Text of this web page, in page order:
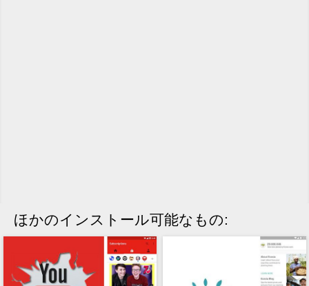
ほかのインストール可能なもの: